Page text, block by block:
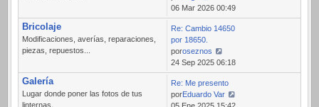
Ver
último
mensaje
06 Mar 2026 00:49
Bricolaje
Modificaciones, averías, reparaciones,
piezas, repuestos...
Re: Cambio 14650
por 18650.
poroseznos
Ver
último
mensaje
24 Sep 2025 06:18
Galería
Lugar donde poner las fotos de tus
linternas.
Re: Me presento
porEduardo Var
Ver
05 Ene 2025 15:42